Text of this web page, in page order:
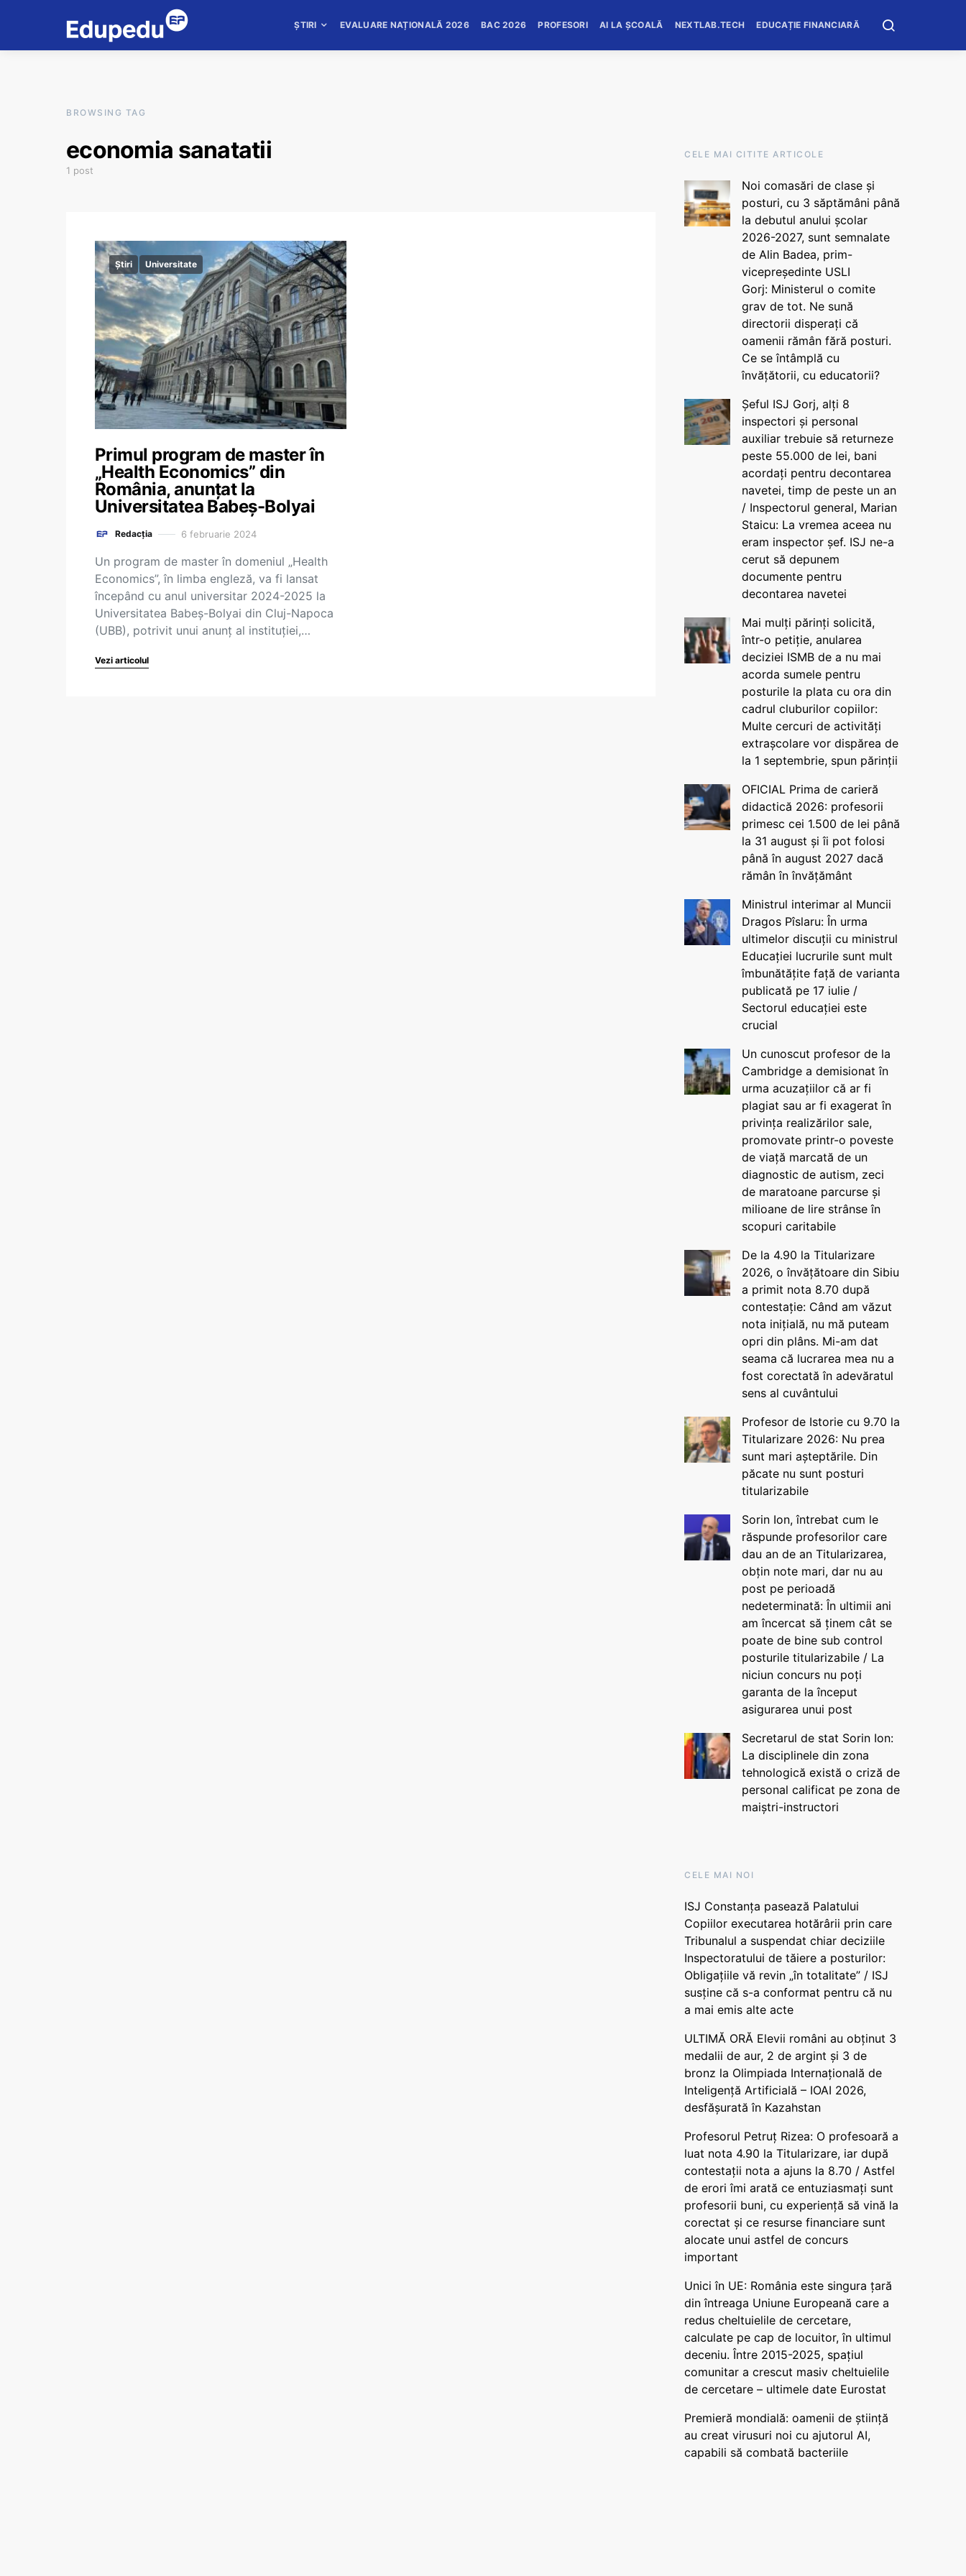
ȘTIRI EVALUARE NAȚIONALĂ 2026 BAC 2026 PROFESORI AI LA ȘCOALĂ NEXTLAB.TECH EDUCAȚIE FINANCIARĂ
BROWSING TAG
economia sanatatii
1 post
Știri Universitate
Primul program de master în
„Health Economics” din
România, anunțat la
Universitatea Babeș-Bolyai
Redacția 6 februarie 2024
Un program de master în domeniul „Health
Economics”, în limba engleză, va fi lansat
începând cu anul universitar 2024-2025 la
Universitatea Babeș-Bolyai din Cluj-Napoca
(UBB), potrivit unui anunț al instituției,…
Vezi articolul
CELE MAI CITITE ARTICOLE
Noi comasări de clase și
posturi, cu 3 săptămâni până
la debutul anului școlar
2026-2027, sunt semnalate
de Alin Badea, prim-
vicepreședinte USLI
Gorj: Ministerul o comite
grav de tot. Ne sună
directorii disperați că
oamenii rămân fără posturi.
Ce se întâmplă cu
învățătorii, cu educatorii?
Șeful ISJ Gorj, alți 8
inspectori și personal
auxiliar trebuie să returneze
peste 55.000 de lei, bani
acordați pentru decontarea
navetei, timp de peste un an
/ Inspectorul general, Marian
Staicu: La vremea aceea nu
eram inspector șef. ISJ ne-a
cerut să depunem
documente pentru
decontarea navetei
Mai mulți părinți solicită,
într-o petiție, anularea
deciziei ISMB de a nu mai
acorda sumele pentru
posturile la plata cu ora din
cadrul cluburilor copiilor:
Multe cercuri de activități
extrașcolare vor dispărea de
la 1 septembrie, spun părinții
OFICIAL Prima de carieră
didactică 2026: profesorii
primesc cei 1.500 de lei până
la 31 august și îi pot folosi
până în august 2027 dacă
rămân în învățământ
Ministrul interimar al Muncii
Dragos Pîslaru: În urma
ultimelor discuții cu ministrul
Educației lucrurile sunt mult
îmbunătățite față de varianta
publicată pe 17 iulie /
Sectorul educației este
crucial
Un cunoscut profesor de la
Cambridge a demisionat în
urma acuzațiilor că ar fi
plagiat sau ar fi exagerat în
privința realizărilor sale,
promovate printr-o poveste
de viață marcată de un
diagnostic de autism, zeci
de maratoane parcurse și
milioane de lire strânse în
scopuri caritabile
De la 4.90 la Titularizare
2026, o învățătoare din Sibiu
a primit nota 8.70 după
contestație: Când am văzut
nota inițială, nu mă puteam
opri din plâns. Mi-am dat
seama că lucrarea mea nu a
fost corectată în adevăratul
sens al cuvântului
Profesor de Istorie cu 9.70 la
Titularizare 2026: Nu prea
sunt mari așteptările. Din
păcate nu sunt posturi
titularizabile
Sorin Ion, întrebat cum le
răspunde profesorilor care
dau an de an Titularizarea,
obțin note mari, dar nu au
post pe perioadă
nedeterminată: În ultimii ani
am încercat să ținem cât se
poate de bine sub control
posturile titularizabile / La
niciun concurs nu poți
garanta de la început
asigurarea unui post
Secretarul de stat Sorin Ion:
La disciplinele din zona
tehnologică există o criză de
personal calificat pe zona de
maiștri-instructori
CELE MAI NOI
ISJ Constanța pasează Palatului
Copiilor executarea hotărârii prin care
Tribunalul a suspendat chiar deciziile
Inspectoratului de tăiere a posturilor:
Obligațiile vă revin „în totalitate” / ISJ
susține că s-a conformat pentru că nu
a mai emis alte acte
ULTIMĂ ORĂ Elevii români au obținut 3
medalii de aur, 2 de argint și 3 de
bronz la Olimpiada Internațională de
Inteligență Artificială – IOAI 2026,
desfășurată în Kazahstan
Profesorul Petruț Rizea: O profesoară a
luat nota 4.90 la Titularizare, iar după
contestații nota a ajuns la 8.70 / Astfel
de erori îmi arată ce entuziasmați sunt
profesorii buni, cu experiență să vină la
corectat și ce resurse financiare sunt
alocate unui astfel de concurs
important
Unici în UE: România este singura țară
din întreaga Uniune Europeană care a
redus cheltuielile de cercetare,
calculate pe cap de locuitor, în ultimul
deceniu. Între 2015-2025, spațiul
comunitar a crescut masiv cheltuielile
de cercetare – ultimele date Eurostat
Premieră mondială: oamenii de știință
au creat virusuri noi cu ajutorul AI,
capabili să combată bacteriile